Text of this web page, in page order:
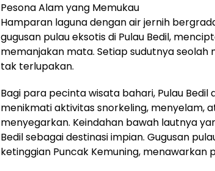
Pesona Alam yang Memukau
Hamparan laguna dengan air jernih
gugusan pulau eksotis di Pulau Bedil,
memanjakan mata. Setiap sudutnya
tak terlupakan.
Bagi para pecinta wisata bahari, Pulau Bedil
menikmati aktivitas snorkeling, menyelam,
menyegarkan. Keindahan bawah lautnya
Bedil sebagai destinasi impian. Gugusan
ketinggian Puncak Kemuning,